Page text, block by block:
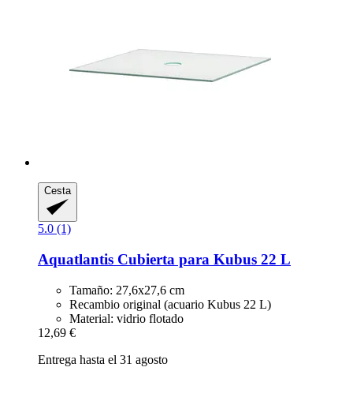
Cesta
5.0 (1)
Aquatlantis Cubierta para Kubus 22 L
Tamaño: 27,6x27,6 cm
Recambio original (acuario Kubus 22 L)
Material: vidrio flotado
12,69 €
Entrega hasta el 31 agosto